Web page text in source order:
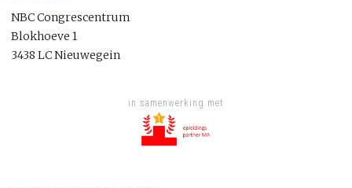
NBC Congrescentrum
Blokhoeve 1
3438 LC Nieuwegein
in samenwerking met